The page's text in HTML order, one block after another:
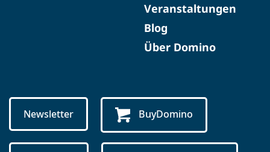
Veranstaltungen
Blog
Über Domino
Newsletter BuyDomino